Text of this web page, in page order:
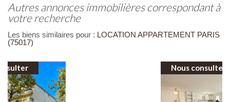
autres annonces immobilières correspondant à
votre recherche
Les biens similaires pour : LOCATION APPARTEMENT PARIS
(75017)